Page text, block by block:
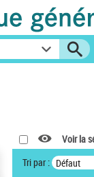
Voir la
Tri par : Défaut